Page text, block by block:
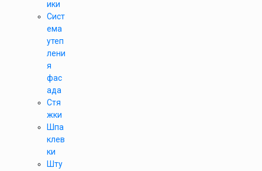
ики
Сист
ема
утеп
лени
я
фас
ада
Стя
жки
Шпа
клев
ки
Шту